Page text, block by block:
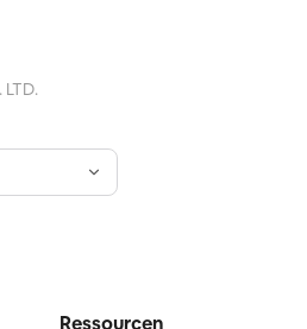
LTD.
Ressourcen